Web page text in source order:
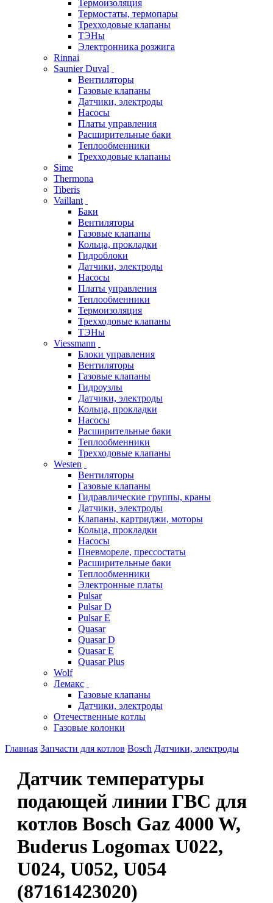
Термоизоляция
Термостаты, термопары
Трехходовые клапаны
ТЭНы
Электронника розжига
Rinnai
Saunier Duval
Вентиляторы
Газовые клапаны
Датчики, электроды
Насосы
Платы управления
Расширительные баки
Теплообменники
Трехходовые клапаны
Sime
Thermona
Tiberis
Vaillant
Баки
Вентиляторы
Газовые клапаны
Кольца, прокладки
Гидроблоки
Датчики, электроды
Насосы
Платы управления
Теплообменники
Термоизоляция
Трехходовые клапаны
ТЭНы
Viessmann
Блоки управления
Вентиляторы
Газовые клапаны
Гидроузлы
Датчики, электроды
Кольца, прокладки
Насосы
Расширительные баки
Теплообменники
Трехходовые клапаны
Westen
Вентиляторы
Газовые клапаны
Гидравлические группы, краны
Датчики, электроды
Клапаны, картриджи, моторы
Кольца, прокладки
Насосы
Пневмореле, прессостаты
Расширительные баки
Теплообменники
Электронные платы
Pulsar
Pulsar D
Pulsar E
Quasar
Quasar D
Quasar E
Quasar Plus
Wolf
Лемакс
Газовые клапаны
Датчики, электроды
Отечественные котлы
Газовые колонки
Главная Запчасти для котлов Bosch Датчики, электроды
Датчик температуры
подающей линии ГВС для
котлов Bosch Gaz 4000 W,
Buderus Logomax U022,
U024, U052, U054
(87161423020)